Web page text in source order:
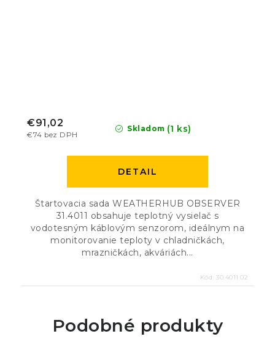
Skladom (1 ks)
€74 bez DPH
€91,02
DETAIL
Štartovacia sada WEATHERHUB OBSERVER
31.4011 obsahuje teplotný vysielač s
vodotesným káblovým senzorom, ideálnym na
monitorovanie teploty v chladničkách,
mrazničkách, akváriách...
Kód: 30.4011.02
Podobné produkty